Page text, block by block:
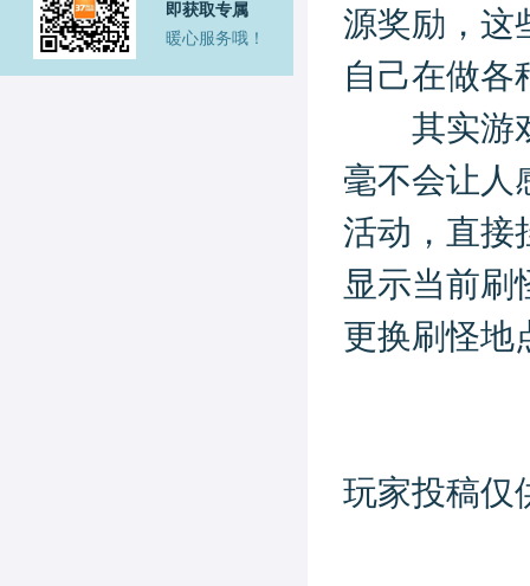
即获取专属
暖心服务哦！
源奖励，这
自己在做各
其实游戏
毫不会让人
活动，直接
显示当前刷
更换刷怪地
玩家投稿仅